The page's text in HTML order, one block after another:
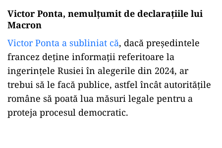
Victor Ponta, nemulțumit de declarațiile lui
Macron
Victor Ponta a subliniat că, dacă președintele
francez deține informații referitoare la
ingerințele Rusiei în alegerile din 2024, ar
trebui să le facă publice, astfel încât autoritățile
române să poată lua măsuri legale pentru a
proteja procesul democratic.